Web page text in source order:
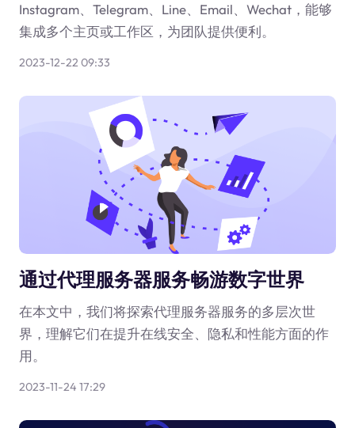
Instagram、Telegram、Line、Email、Wechat，能够
集成多个主页或工作区，为团队提供便利。
2023-12-22 09:33
通过代理服务器服务畅游数字世界
在本文中，我们将探索代理服务器服务的多层次世
界，理解它们在提升在线安全、隐私和性能方面的作
用。
2023-11-24 17:29